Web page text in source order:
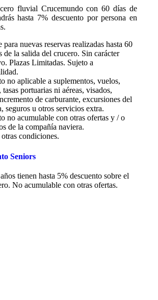
fluvial Crucemundo con 60 días de
hasta 7% descuento por persona en
nuevas reservas realizadas hasta 60
de la salida del crucero. Sin carácter
Plazas Limitadas. Sujeto a
no aplicable a suplementos, vuelos,
tasas portuarias ni aéreas, visados,
de carburante, excursiones del
seguros u otros servicios extra.
no acumulable con otras ofertas y / o
de la compañía naviera.
condiciones.
Seniors
tienen hasta 5% descuento sobre el
No acumulable con otras ofertas.